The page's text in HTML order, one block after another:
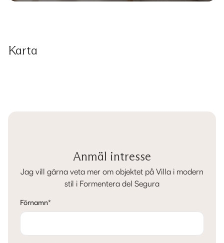
Karta
Anmäl intresse
Jag vill gärna veta mer om objektet på Villa i modern
stil i Formentera del Segura
Förnamn*